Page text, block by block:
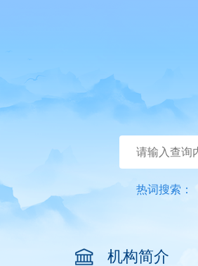
热词搜索：
机构简介